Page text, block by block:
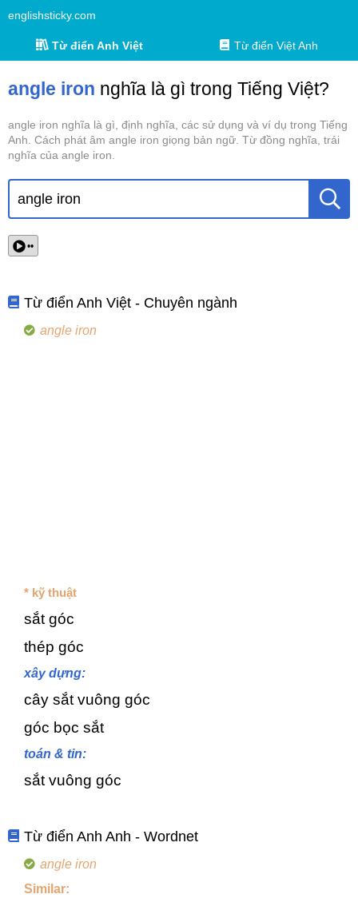
englishsticky.com
Từ điển Anh Việt Từ điển Việt Anh
angle iron nghĩa là gì trong Tiếng Việt?
angle iron nghĩa là gì, định nghĩa, các sử dụng và ví dụ trong Tiếng
Anh. Cách phát âm angle iron giọng bản ngữ. Từ đồng nghĩa, trái
nghĩa của angle iron.
••
Từ điển Anh Việt - Chuyên ngành
angle iron
* kỹ thuật
sắt góc
thép góc
xây dựng:
cây sắt vuông góc
góc bọc sắt
toán & tin:
sắt vuông góc
Từ điển Anh Anh - Wordnet
angle iron
Similar: